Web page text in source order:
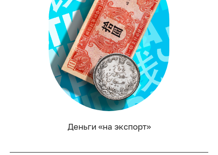
Деньги «на экспорт»